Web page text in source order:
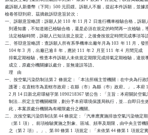
處訴願人新臺幣（下同）500 元罰鍰。訴願人不服，提起本件訴願，並據
檢卷答辯到府。茲摘敘訴辯意旨於次：
一、訴願意旨略謂：訴願人於 110  年 11 月 2  日進行機車檢驗合格，訴願
到通知書，不知道雖已檢驗合格，還是必須在規定的時間再一次檢驗，
法定檢驗時間，訴願人已知法規之規定，之後會按規定時間完成事項等語
二、答辯意旨略謂：查訴願人所有系爭機車出廠年月為 103  年 11 月，發
    104 年 3  月，出廠已逾 8  年，應於 111  年 2  月至 111  年 4  月間完成
排氣定期檢驗，惟查本件訴願人未依規定期限完成排氣定期檢驗，違規
    成立，原處分機關據以處分，並無違誤等語。
    理    由
一、按空氣污染防制法第 2  條規定：「本法所稱主管機關：在中央為行政
護署；在直轄市為直轄市政府；在縣（市）為縣（巿）政府。」，本府
2 月 14 日新北府環秘字第 1090218367 號公告：「主旨：本府關於空氣
制法…所定主管機關權限，劃分予本府環境保護局執行，並…自即日生
    此，本案原處分機關為有權限處分之機關。
二、次按空氣污染防制法第 44 條規定：「汽車應實施排放空氣污染物定
（第 1  項）。前項檢驗實施之對象、區域、頻率及期限，由中央主管機
    之（第 2  項）。」、第 80 條第 1  項規定：「未依第 44 條第 1  項規定實